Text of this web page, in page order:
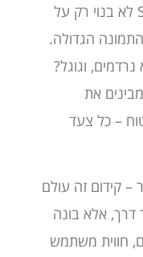
שולחן רק עם פטיש נוצץ, גם SEO לא בנוי רק על
הגדולה.
וגוגל?
את
– כל צעד
– קידום זה עולם
אלא בונה
חווית משתמש